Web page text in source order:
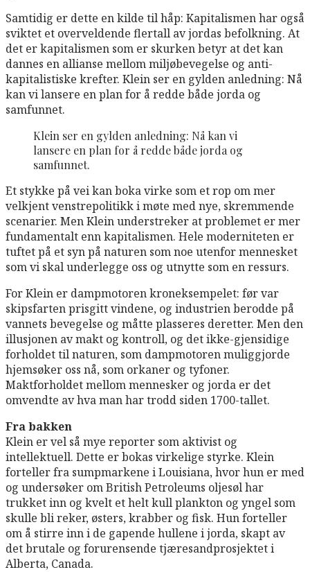
Samtidig er dette en kilde til håp: Kapitalismen har også
sviktet et overveldende flertall av jordas befolkning. At
det er kapitalismen som er skurken betyr at det kan
dannes en allianse mellom miljøbevegelse og anti-
kapitalistiske krefter. Klein ser en gylden anledning: Nå
kan vi lansere en plan for å redde både jorda og
samfunnet.
Klein ser en gylden anledning: Nå kan vi
lansere en plan for å redde både jorda og
samfunnet.
Et stykke på vei kan boka virke som et rop om mer
velkjent venstrepolitikk i møte med nye, skremmende
scenarier. Men Klein understreker at problemet er mer
fundamentalt enn kapitalismen. Hele moderniteten er
tuftet på et syn på naturen som noe utenfor mennesket
som vi skal underlegge oss og utnytte som en ressurs.
For Klein er dampmotoren kroneksempelet: før var
skipsfarten prisgitt vindene, og industrien berodde på
vannets bevegelse og måtte plasseres deretter. Men den
illusjonen av makt og kontroll, og det ikke-gjensidige
forholdet til naturen, som dampmotoren muliggjorde
hjemsøker oss nå, som orkaner og tyfoner.
Maktforholdet mellom mennesker og jorda er det
omvendte av hva man har trodd siden 1700-tallet.
Fra bakken
Klein er vel så mye reporter som aktivist og
intellektuell. Dette er bokas virkelige styrke. Klein
forteller fra sumpmarkene i Louisiana, hvor hun er med
og undersøker om British Petroleums oljesøl har
trukket inn og kvelt et helt kull plankton og yngel som
skulle bli reker, østers, krabber og fisk. Hun forteller
om å stirre inn i de gapende hullene i jorda, skapt av
det brutale og forurensende tjæresandprosjektet i
Alberta, Canada.